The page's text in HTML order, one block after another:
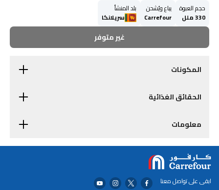
حجم العبوة
330 ملل
يباع ويُشحن
Carrefour
بلد المنشأ
سريلانكا
غير متوفر
المكونات
الحقائق الغذائية
معلومات
ابقى على تواصل معنا